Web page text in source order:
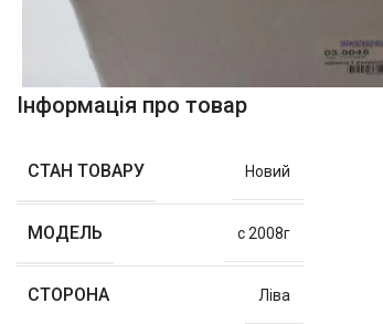
Інформація про товар
СТАН ТОВАРУ Новий
МОДЕЛЬ с 2008г
СТОРОНА Ліва